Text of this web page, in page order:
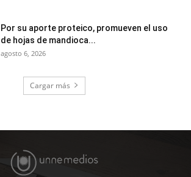
Por su aporte proteico, promueven el uso
de hojas de mandioca...
agosto 6, 2026
Cargar más